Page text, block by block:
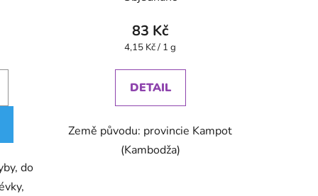
do
83 Kč
Měrná
4,15 Kč / 1 g
DETAIL
Země původu: provincie Kampot
(Kambodža)